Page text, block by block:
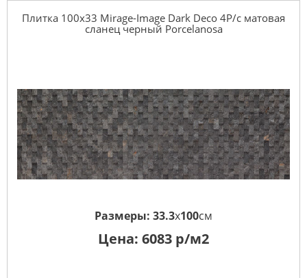
Плитка 100x33 Mirage-Image Dark Deco 4P/c матовая
сланец черный Porcelanosa
Размеры: 33.3x100см
Цена: 6083 р/м2